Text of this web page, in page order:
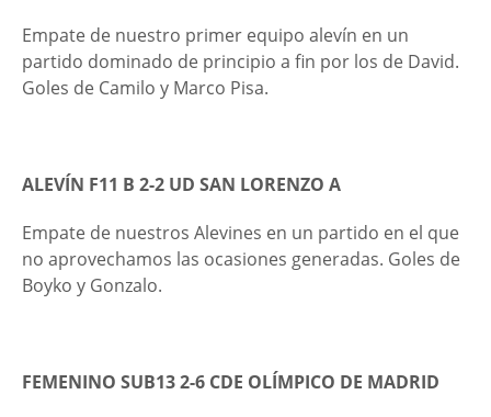
Empate de nuestro primer equipo alevín en un
partido dominado de principio a fin por los de David.
Goles de Camilo y Marco Pisa.
ALEVÍN F11 B 2-2 UD SAN LORENZO A
Empate de nuestros Alevines en un partido en el que
no aprovechamos las ocasiones generadas. Goles de
Boyko y Gonzalo.
FEMENINO SUB13 2-6 CDE OLÍMPICO DE MADRID